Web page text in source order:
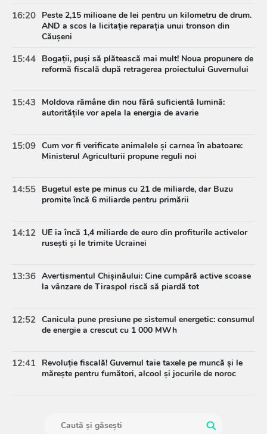
16:20 Peste 2,15 milioane de lei pentru un kilometru de drum.
AND a scos la licitație reparația unui tronson din
Căușeni
15:44 Bogații, puși să plătească mai mult! Noua propunere de
reformă fiscală după retragerea proiectului Guvernului
15:43
Moldova rămâne din nou fără suficientă lumină:
autoritățile vor apela la energia de avarie
15:09 Cum vor fi verificate animalele și carnea în abatoare:
Ministerul Agriculturii propune reguli noi
14:55 Bugetul este pe minus cu 21 de miliarde, dar Buzu
promite încă 6 miliarde pentru primării
14:12 UE ia încă 1,4 miliarde de euro din profiturile activelor
rusești și le trimite Ucrainei
13:36 Avertismentul Chișinăului: Cine cumpără active scoase
la vânzare de Tiraspol riscă să piardă tot
12:52 Canicula pune presiune pe sistemul energetic: consumul
de energie a crescut cu 1 000 MWh
12:41 Revoluție fiscală! Guvernul taie taxele pe muncă și le
mărește pentru fumători, alcool și jocurile de noroc